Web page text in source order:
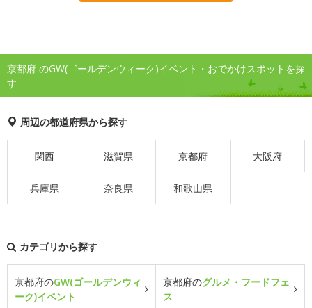
京都府 のGW(ゴールデンウィーク)イベント・おでかけスポットを探
す
周辺の都道府県から探す
関西 滋賀県 京都府 大阪府
兵庫県 奈良県 和歌山県
カテゴリから探す
京都府のGW(ゴールデンウィ
ーク)イベント
京都府のグルメ・フードフェ
ス